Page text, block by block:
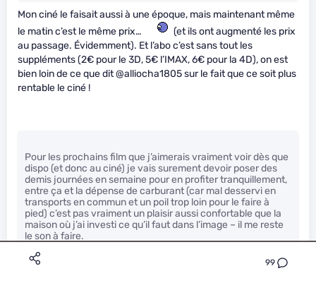
99
Mon ciné le faisait aussi à une époque, mais maintenant même
le matin c’est le même prix…
(et ils ont augmenté les prix
au passage. Évidemment). Et l’abo c’est sans tout les
suppléments (2€ pour le 3D, 5€ l’IMAX, 6€ pour la 4D), on est
bien loin de ce que dit @alliocha1805 sur le fait que ce soit plus
rentable le ciné !
Pour les prochains film que j’aimerais vraiment voir dès que
dispo (et donc au ciné) je vais surement devoir poser des
demis journées en semaine pour en profiter tranquillement,
entre ça et la dépense de carburant (car mal desservi en
transports en commun et un poil trop loin pour le faire à
pied) c’est pas vraiment un plaisir aussi confortable que la
maison où j’ai investi ce qu’il faut dans l’image – il me reste
le son à faire.